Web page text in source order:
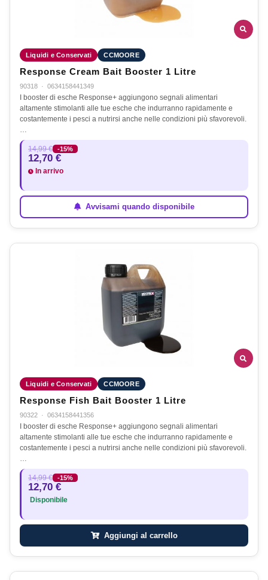
Liquidi e Conservati CCMOORE
Response Cream Bait Booster 1 Litre
90318 · 0634158441349
I booster di esche Response+ aggiungono segnali alimentari
altamente stimolanti alle tue esche che indurranno rapidamente e
costantemente i pesci a nutrirsi anche nelle condizioni più sfavorevoli.
14,99 € -15%
12,70 €
In arrivo
Avvisami quando disponibile
Liquidi e Conservati CCMOORE
Response Fish Bait Booster 1 Litre
90322 · 0634158441356
I booster di esche Response+ aggiungono segnali alimentari
altamente stimolanti alle tue esche che indurranno rapidamente e
costantemente i pesci a nutrirsi anche nelle condizioni più sfavorevoli.
…
14,99 € -15%
12,70 €
Disponibile
Aggiungi al carrello